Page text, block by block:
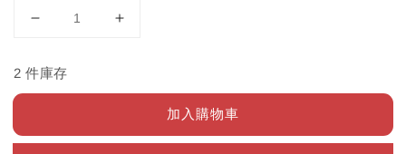
2 件庫存
加入購物車